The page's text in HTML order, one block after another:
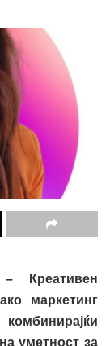
Креативен
маркетинг
уметност за